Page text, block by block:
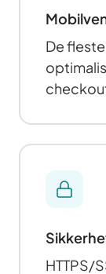
De
HTTPS/